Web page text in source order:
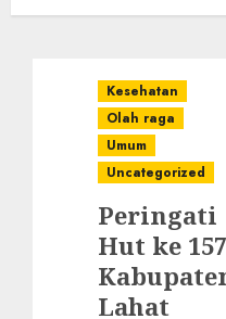
Kesehatan
Olah raga
Umum
Uncategorized
Peringati
Hut ke
Lahat